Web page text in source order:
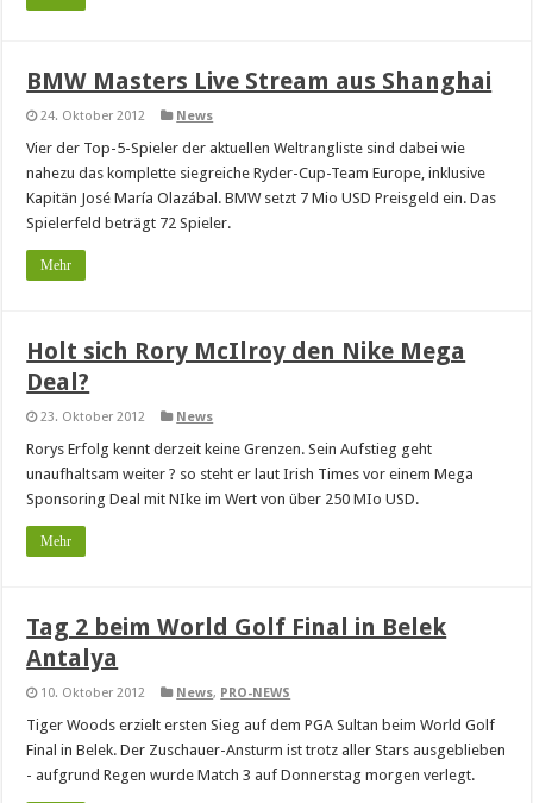
BMW Masters Live Stream aus Shanghai
24. Oktober 2012 News
Vier der Top-5-Spieler der aktuellen Weltrangliste sind dabei wie
nahezu das komplette siegreiche Ryder-Cup-Team Europe, inklusive
Kapitän José María Olazábal. BMW setzt 7 Mio USD Preisgeld ein. Das
Spielerfeld beträgt 72 Spieler.
Mehr
Holt sich Rory McIlroy den Nike Mega
Deal?
23. Oktober 2012 News
Rorys Erfolg kennt derzeit keine Grenzen. Sein Aufstieg geht
unaufhaltsam weiter ? so steht er laut Irish Times vor einem Mega
Sponsoring Deal mit NIke im Wert von über 250 MIo USD.
Mehr
Tag 2 beim World Golf Final in Belek
Antalya
10. Oktober 2012 News, PRO-NEWS
Tiger Woods erzielt ersten Sieg auf dem PGA Sultan beim World Golf
Final in Belek. Der Zuschauer-Ansturm ist trotz aller Stars ausgeblieben
- aufgrund Regen wurde Match 3 auf Donnerstag morgen verlegt.